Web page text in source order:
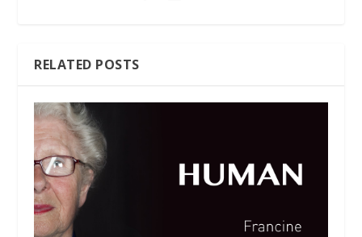
RELATED POSTS